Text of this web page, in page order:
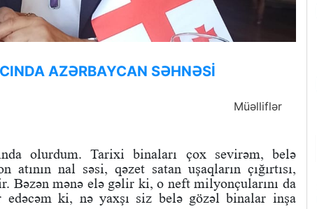
AZƏRBAYCAN SƏHNƏSİ
Müəlliflər
olurdum. Tarixi binaları çox sevirəm, belə
atının nal səsi, qəzet satan uşaqların çığırtısı,
Bəzən mənə elə gəlir ki, o neft milyonçularını da
edəcəm ki, nə yaxşı siz belə gözəl binalar inşa